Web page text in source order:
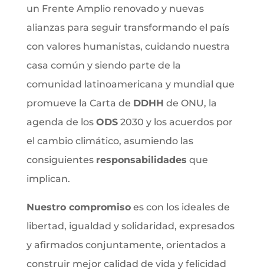
un Frente Amplio renovado y nuevas
alianzas para seguir transformando el país
con valores humanistas, cuidando nuestra
casa común y siendo parte de la
comunidad latinoamericana y mundial que
promueve la Carta de DDHH de ONU, la
agenda de los ODS2030 y los acuerdos por
el cambio climático, asumiendo las
consiguientes responsabilidades que
implican.
Nuestro compromisoes con los ideales de
libertad, igualdad y solidaridad, expresados
y afirmados conjuntamente, orientados a
construir mejor calidad de vida y felicidad